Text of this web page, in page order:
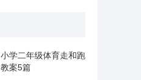
小学二年级体育走和跑
教案5篇